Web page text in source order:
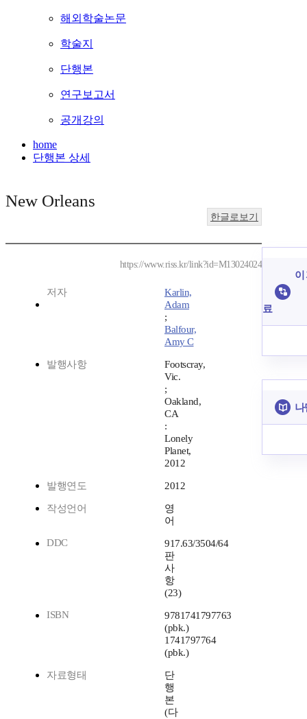
해외학술논문
학술지
단행본
연구보고서
공개강의
home
단행본 상세
New Orleans
한글로보기
https://www.riss.kr/link?id=M13024024
저자
Karlin,
Adam
;
Balfour,
Amy C
발행사항
Footscray,
Vic.
;
Oakland,
CA
:
Lonely
Planet,
2012
발행연도 2012
작성언어
영
어
DDC
917.63/3504/64
판
사
항
(23)
ISBN
9781741797763
(pbk.)
1741797764
(pbk.)
자료형태
단
행
본
(다
이
료
나